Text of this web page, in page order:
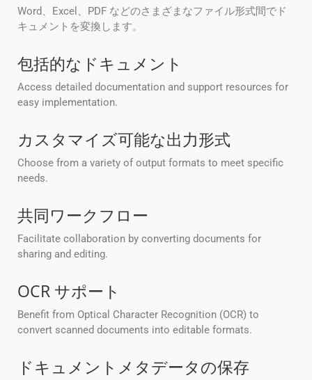
Word、Excel、PDF などのさまざまなファイル形式間でド
キュメントを変換します。
包括的なドキュメント
Access detailed documentation and support resources for
easy implementation.
カスタマイズ可能な出力形式
Choose from a variety of output formats to meet specific
needs.
共同ワークフロー
Facilitate collaboration by converting documents for
sharing and editing.
OCR サポート
Benefit from Optical Character Recognition (OCR) to
convert scanned documents into editable formats.
ドキュメントメタデータの保存